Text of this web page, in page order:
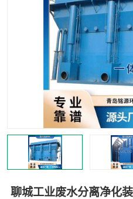
聊城工业废水分离净化
加压泵房/灌溉泵房
不锈钢浮筒阀
雨水收集回用装置
智能一体化灌溉泵房
水面垃圾清理装置
一体化泵闸